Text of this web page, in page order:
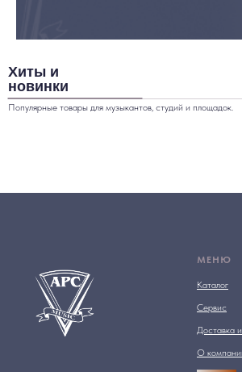
Хиты и
новинки
Популярные товары для музыкантов, студий и площадок.
МЕНЮ
Каталог
Сервис
Доставка
О